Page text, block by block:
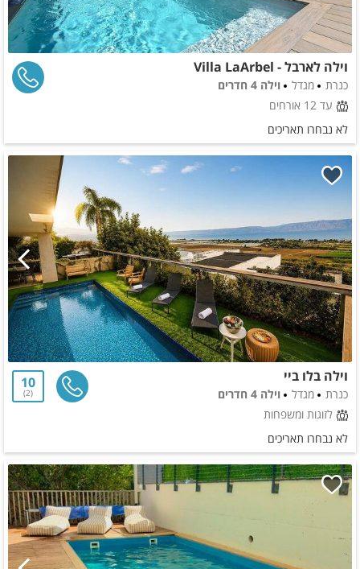
וילה לארבל - Villa LaArbel
כנרת מגדל
וילה 4 חדרים
עד 12 אורחים
לא נבחרו תאריכים
וילה בלו ביי
כנרת מגדל
וילה 4 חדרים
לזוגות ומשפחות
10
2
לא נבחרו תאריכים